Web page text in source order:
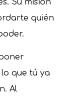
Su misión
quién
que tú ya
Al